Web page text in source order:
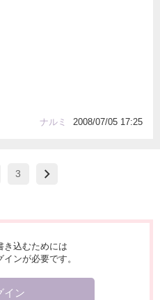
ナルミ
2008/07/05 17:25
3
き込むためには
ンが必要です。
イン